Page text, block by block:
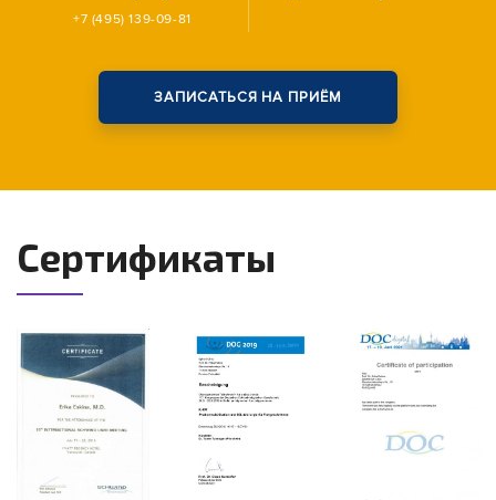
+7 (495) 139-09-81
ЗАПИСАТЬСЯ НА ПРИЁМ
Сертификаты